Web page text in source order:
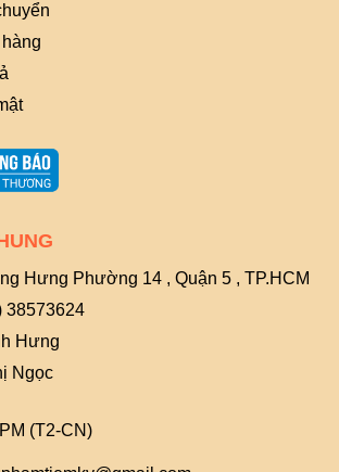
Hưng Phường 14 , Quận 5 , TP.HCM
38573624
Hưng
Ngọc
(T2-CN)